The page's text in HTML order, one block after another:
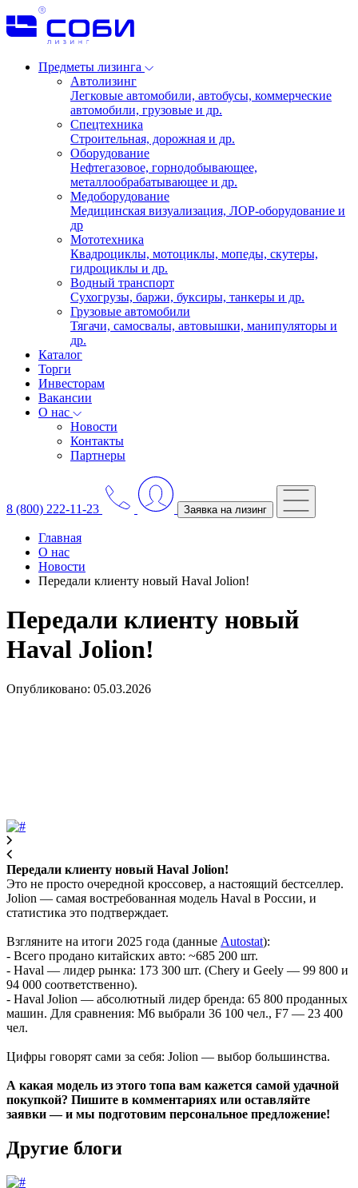
Предметы лизинга
Автолизинг
Легковые автомобили, автобусы, коммерческие
автомобили, грузовые и др.
Спецтехника
Строительная, дорожная и др.
Оборудование
Нефтегазовое, горнодобывающее,
металлообрабатывающее и др.
Медоборудование
Медицинская визуализация, ЛОР-оборудование и
др
Мототехника
Квадроциклы, мотоциклы, мопеды, скутеры,
гидроциклы и др.
Водный транспорт
Сухогрузы, баржи, буксиры, танкеры и др.
Грузовые автомобили
Тягачи, самосвалы, автовышки, манипуляторы и
др.
Каталог
Торги
Инвесторам
Вакансии
О нас
Новости
Контакты
Партнеры
8 (800) 222-11-23 Заявка на лизинг
Главная
О нас
Новости
Передали клиенту новый Haval Jolion!
Передали клиенту новый
Haval Jolion!
Опубликовано: 05.03.2026
Передали клиенту новый Haval Jolion!
Это не просто очередной кроссовер, а настоящий бестселлер.
Jolion — самая востребованная модель Haval в России, и
статистика это подтверждает.
Взгляните на итоги 2025 года (данные Autostat):
- Всего продано китайских авто: ~685 200 шт.
- Haval — лидер рынка: 173 300 шт. (Chery и Geely — 99 800 и
94 000 соответственно).
- Haval Jolion — абсолютный лидер бренда: 65 800 проданных
машин. Для сравнения: M6 выбрали 36 100 чел., F7 — 23 400
чел.
Цифры говорят сами за себя: Jolion — выбор большинства.
А какая модель из этого топа вам кажется самой удачной
покупкой? Пишите в комментариях или оставляйте
заявки — и мы подготовим персональное предложение!
Другие блоги